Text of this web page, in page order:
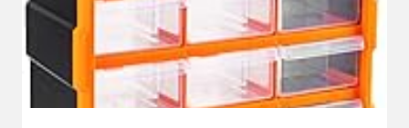
(ALLROUNDER,
BIT-
ZUBEHÖR,
STECKNUSS-